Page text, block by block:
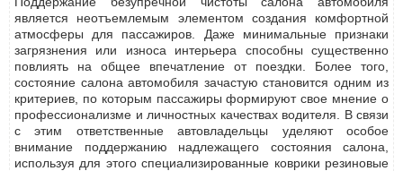
является неотъемлемым элементом создания комфортной
атмосферы для пассажиров. Даже минимальные признаки
загрязнения или износа интерьера способны существенно
повлиять на общее впечатление от поездки. Более того,
состояние салона автомобиля зачастую становится одним из
критериев, по которым пассажиры формируют свое мнение о
профессионализме и личностных качествах водителя. В связи
с этим ответственные автовладельцы уделяют особое
внимание поддержанию надлежащего состояния салона,
используя для этого специализированные коврики резиновые